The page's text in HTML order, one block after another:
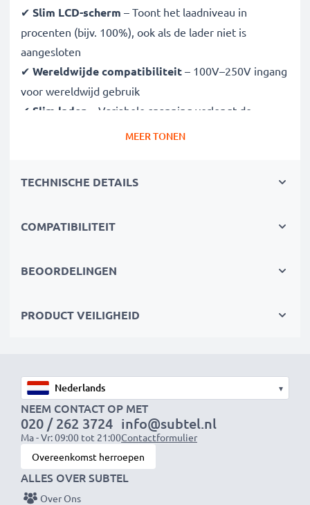
✔ Slim LCD-scherm – Toont het laadniveau in
procenten (bijv. 100%), ook als de lader niet is
aangesloten
✔ Wereldwijde compatibiliteit – 100V–250V ingang
voor wereldwijd gebruik
✔ Slim laden – Variabele spanning verlengt de
levensduur van de batterij
oververhitting en kortsluiting
Compact & reisklaar
cameratas
1x 2000mAh accu:
1x 3000mAh accu:ca. 6 uur
OPMERKING:Laad je batterijen vóór het eerste
gebruik volledig op voor optimale prestaties en
levensduur.
MEER TONEN
TECHNISCHE DETAILS
COMPATIBILITEIT
BEOORDELINGEN
PRODUCT VEILIGHEID
▾
NEEM CONTACT OP MET
020 / 262 3724
Ma - Vr: 09:00 tot 21:00
info@subtel.nl
Contactformulier
Overeenkomst herroepen
ALLES OVER SUBTEL
Over Ons